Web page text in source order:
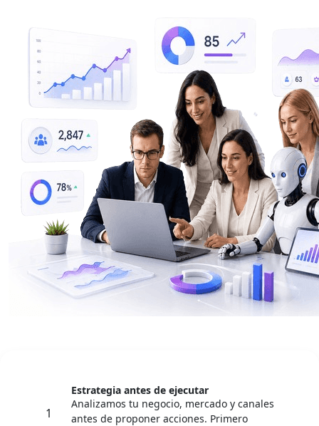
1
Estrategia antes de ejecutar
Analizamos tu negocio, mercado y canales
antes de proponer acciones. Primero